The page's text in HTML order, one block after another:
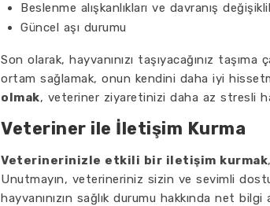
Beslenme alışkanlıkları ve davranış
Güncel aşı durumu
Son olarak, hayvanınızı taşıyacağınız
ortam sağlamak, onun kendini daha iyi
olmak, veteriner ziyaretinizi daha az stresli
Veteriner ile İletişim Kurma
Veterinerinizle etkili bir iletişim kurmak
Unutmayın, veterineriniz sizin ve sevimli
hayvanınızın sağlık durumu hakkında net